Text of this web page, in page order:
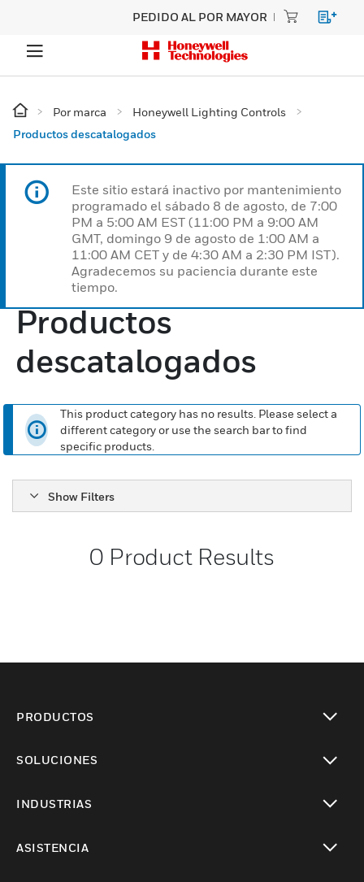
PEDIDO AL POR MAYOR
Por marca
Honeywell Lighting Controls
Productos descatalogados
Este sitio estará inactivo por mantenimiento
programado el sábado 8 de agosto, de 7:00
PM a 5:00 AM EST (11:00 PM a 9:00 AM
GMT, domingo 9 de agosto de 1:00 AM a
11:00 AM CET y de 4:30 AM a 2:30 PM IST).
Agradecemos su paciencia durante este
tiempo.
Productos
descatalogados
This product category has no results. Please select a
different category or use the search bar to find
specific products.
Show Filters
0 Product Results
PRODUCTOS
SOLUCIONES
INDUSTRIAS
ASISTENCIA